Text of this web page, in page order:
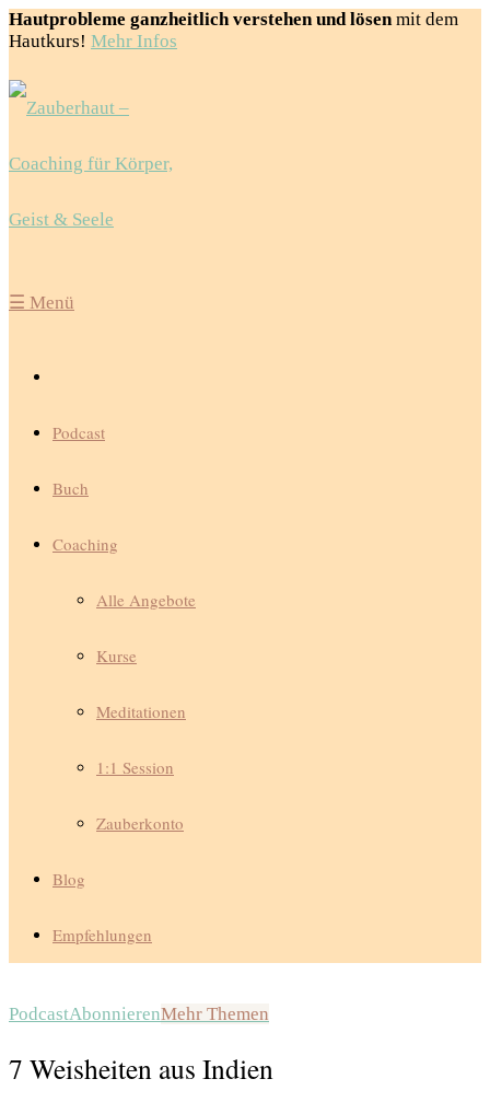
Hautprobleme ganzheitlich verstehen und lösenmit dem
Hautkurs! Mehr Infos
☰ Menü
Podcast
Buch
Coaching
Alle Angebote
Kurse
Meditationen
1:1 Session
Zauberkonto
Blog
Empfehlungen
PodcastAbonnierenMehr Themen
7 Weisheiten aus Indien